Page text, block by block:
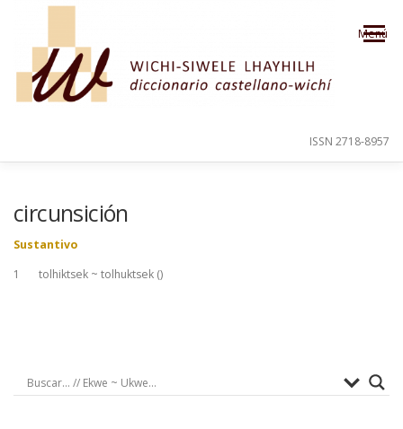
Saltar al contenido
Menú
ISSN 2718-8957
circunsición
Sustantivo
1 tolhiktsek ~ tolhuktsek ()